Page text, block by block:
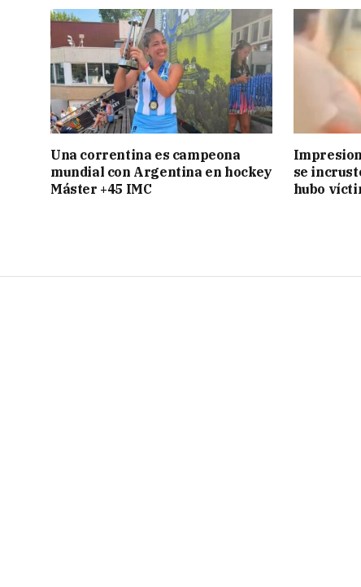
Una correntina es campeona
mundial con Argentina en hockey
Máster +45 IMC
se
hubo